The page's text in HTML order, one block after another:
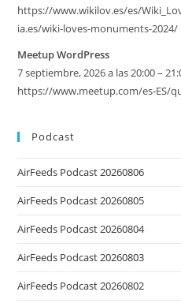
https://www.wikilov.es/es/
ia.es/wiki-loves-monuments-2024/
Meetup WordPress
7 septiembre, 2026 a las 20:00 –
https://www.meetup.com/es-ES/
Podcast
AirFeeds Podcast 20260806
AirFeeds Podcast 20260805
AirFeeds Podcast 20260804
AirFeeds Podcast 20260803
AirFeeds Podcast 20260802